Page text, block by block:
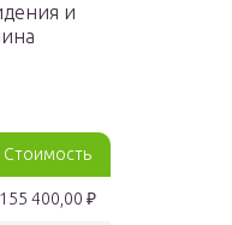
и
Стоимость
155 400,00 ₽